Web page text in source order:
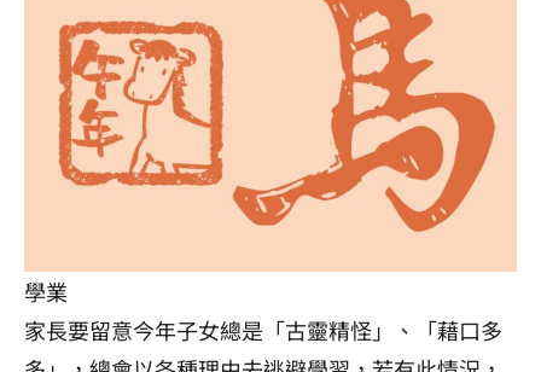
學業
家長要留意今年子女總是「古靈精怪」、「藉口多